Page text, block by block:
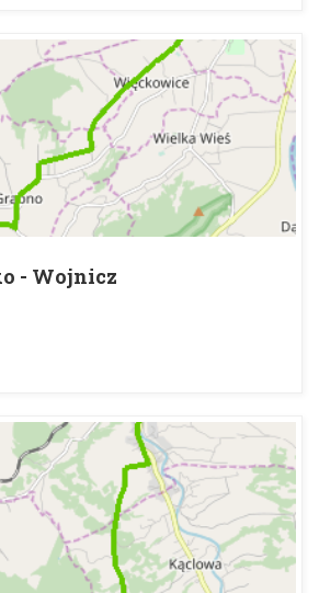
- Wojnicz